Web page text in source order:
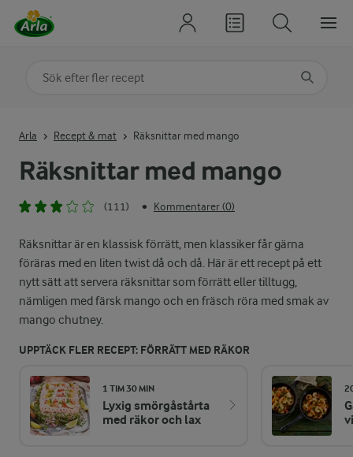
Räksnittar med mango
(111) • Kommentarer (0)
Räksnittar är en klassisk förrätt, men klassiker får gärna
föräras med en liten twist då och då. Här är ett recept på ett
nytt sätt att servera räksnittar som förrätt eller tilltugg,
nämligen med färsk mango och en fräsch röra med smak av
mango chutney.
UPPTÄCK FLER RECEPT: FÖRRÄTT MED RÄKOR
1 TIM 30 MIN
Lyxig smörgåstårta
med räkor och lax
Arla Recept & mat Räksnittar med mango
Sök på kategori eller ingrediens